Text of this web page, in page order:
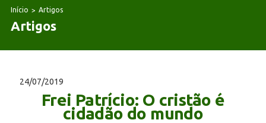
Início Artigos
Artigos
24/07/2019
Frei Patrício: O cristão é
cidadão do mundo